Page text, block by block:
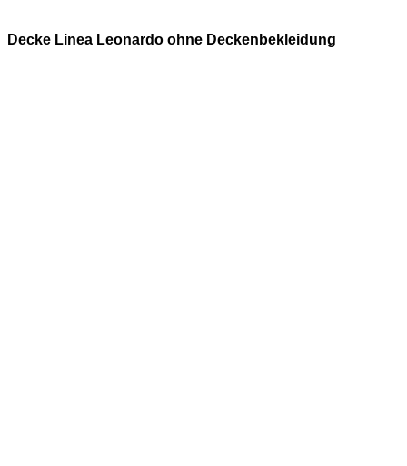
Decke Linea Leonardo ohne Deckenbekleidung